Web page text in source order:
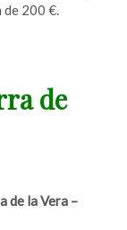
de 200 €.
de
de la Vera –